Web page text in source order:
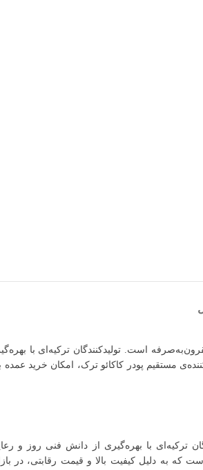
است. تولیدکنندگان ترکیه‌ای با
مستقیم پودر کاکائو ترک، امکان خرید عمده
ترکیه‌ای با بهره‌گیری از دانش فنی روز و
که به دلیل کیفیت بالا و قیمت رقابتی، در